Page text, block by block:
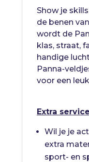
Show je
de benen
wordt de
klas, straat,
handige
Panna-
voor een
Extra
Wil je je
extra
sport- en